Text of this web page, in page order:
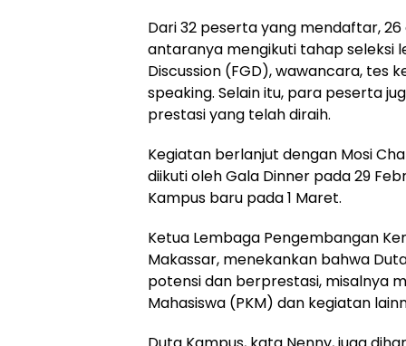
Dari 32 peserta yang mendaftar,
antaranya mengikuti tahap seleksi
Discussion (FGD), wawancara, tes
speaking. Selain itu, para peserta
prestasi yang telah diraih.
Kegiatan berlanjut dengan Mosi
diikuti oleh Gala Dinner pada 29
Kampus baru pada 1 Maret.
Ketua Lembaga Pengembangan
Makassar, menekankan bahwa
potensi dan berprestasi, misalnya
Mahasiswa (PKM) dan kegiatan